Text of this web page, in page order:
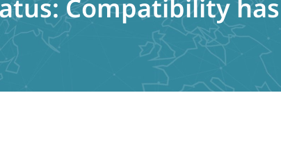
Compatibility